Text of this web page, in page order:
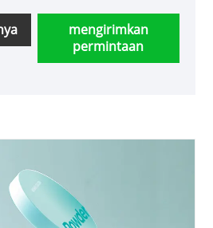
pengemasan.mengirimkan
permintaan